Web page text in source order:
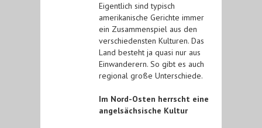
Eigentlich sind typisch
amerikanische Gerichte immer
ein Zusammenspiel aus den
verschiedensten Kulturen. Das
Land besteht ja quasi nur aus
Einwanderern. So gibt es auch
regional große Unterschiede.
Im Nord-Osten herrscht eine
angelsächsische Kultur